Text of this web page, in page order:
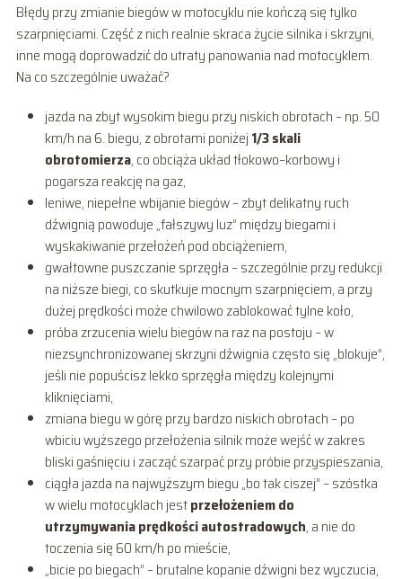
Błędy przy zmianie biegów w motocyklu nie kończą się tylko
szarpnięciami. Część z nich realnie skraca życie silnika i skrzyni,
inne mogą doprowadzić do utraty panowania nad motocyklem.
Na co szczególnie uważać?
jazda na zbyt wysokim biegu przy niskich obrotach – np. 50
km/h na 6. biegu, z obrotami poniżej 1/3 skali
obrotomierza, co obciąża układ tłokowo–korbowy i
pogarsza reakcję na gaz,
leniwe, niepełne wbijanie biegów – zbyt delikatny ruch
dźwignią powoduje „fałszywy luz” między biegami i
wyskakiwanie przełożeń pod obciążeniem,
gwałtowne puszczanie sprzęgła – szczególnie przy redukcji
na niższe biegi, co skutkuje mocnym szarpnięciem, a przy
dużej prędkości może chwilowo zablokować tylne koło,
próba zrzucenia wielu biegów na raz na postoju – w
niezsynchronizowanej skrzyni dźwignia często się „blokuje”,
jeśli nie popuścisz lekko sprzęgła między kolejnymi
kliknięciami,
zmiana biegu w górę przy bardzo niskich obrotach – po
wbiciu wyższego przełożenia silnik może wejść w zakres
bliski gaśnięciu i zacząć szarpać przy próbie przyspieszania,
ciągła jazda na najwyższym biegu „bo tak ciszej” – szóstka
w wielu motocyklach jestprzełożeniem do
utrzymywania prędkości autostradowych, a nie do
toczenia się 60 km/h po mieście,
„bicie po biegach” – brutalne kopanie dźwigni bez wyczucia,